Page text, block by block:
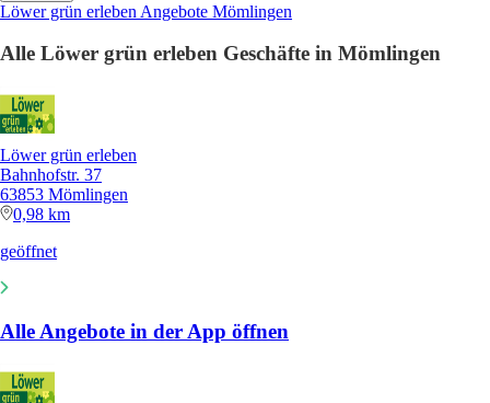
Löwer grün erleben Angebote Mömlingen
Alle Löwer grün erleben Geschäfte in Mömlingen
Löwer grün erleben
Bahnhofstr. 37
63853 Mömlingen
0,98 km
geöffnet
Alle Angebote in der App öffnen